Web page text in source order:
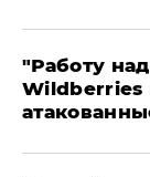
"Работу
Wildberries